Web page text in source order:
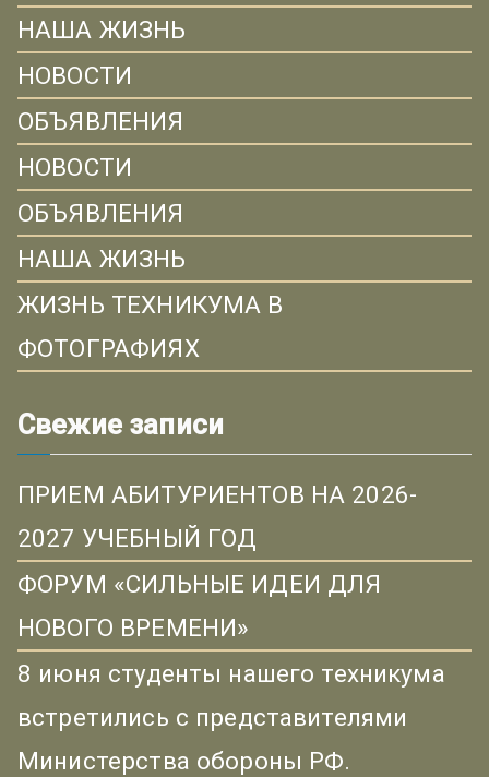
НАША ЖИЗНЬ
НОВОСТИ
ОБЪЯВЛЕНИЯ
НОВОСТИ
ОБЪЯВЛЕНИЯ
НАША ЖИЗНЬ
ЖИЗНЬ ТЕХНИКУМА В
ФОТОГРАФИЯХ
Свежие записи
ПРИЕМ АБИТУРИЕНТОВ НА 2026-
2027 УЧЕБНЫЙ ГОД
ФОРУМ «СИЛЬНЫЕ ИДЕИ ДЛЯ
НОВОГО ВРЕМЕНИ»
8 июня студенты нашего техникума
встретились с представителями
Министерства обороны РФ.